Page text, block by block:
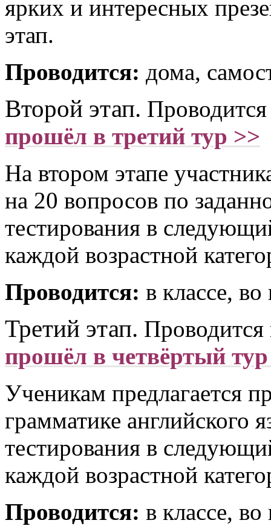
ярких и интересных
этап.
Проводится: дома,
Второй этап.
прошёл в третий тур >>
На втором этапе
на 20 вопросов по
тестирования в
каждой возрастной
Проводится: в классе,
Третий этап.
прошёл в четвёртый
Ученикам предлагается
грамматике английского
тестирования в
каждой возрастной
Проводится: в классе,